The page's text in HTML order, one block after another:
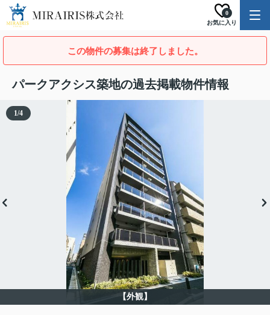
お気に入り
0
この物件の募集は終了しました。
パークアクシス築地の過去掲載物件情報
【外観】
1/4